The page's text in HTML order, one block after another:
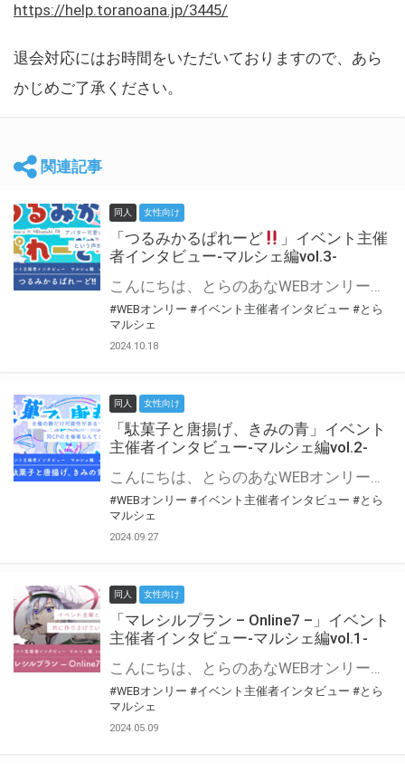
https://help.toranoana.jp/3445/
退会対応にはお時間をいただいておりますので、あら
かじめご了承ください。
関連記事
同人 女性向け
「つるみかるぱれーど
」イベント主催
者インタビュー-マルシェ編vol.3-
こんにちは、とらのあなWEBオンリー運営スタッフです。 新たにお届けする、イベント主催者インタビュー-マルシェ編-は、 とらのあなWEBオンリー「マルシェ」をご利用した主催様に 「マルシェ」を使って開催した感想や心がけをお聞きする企画です。 今回は、WEBオンリー初開催「つるみかるぱれーど
#WEBオンリー #イベント主催者インタビュー #とら
マルシェ
2024.10.18
同人 女性向け
「駄菓子と唐揚げ、きみの青」イベント
主催者インタビュー-マルシェ編vol.2-
こんにちは、とらのあなWEBオンリー運営スタッフです。 新たにお届けする、イベント主催者インタビュー-マルシェ編-は、 とらのあなWEBオンリー「マルシェ」をご利用の主催様に 「マルシェ」を使ってイベントを開催した感想や心がけをお聞きする企画です。 今回は、WEBオンリー初開催「駄菓子と唐揚げ、きみの青」より、 主催のぎこ六屋様にお話を伺いました。 協力：ぎこ六屋様／イベント公式Twitter（@krkgwks） とらのあなWEBオンリー「マルシェ」とは？ WEBオンリーでリアルタイムでコミュニケーションがとれるオンライン会場です。
#WEBオンリー #イベント主催者インタビュー #とら
マルシェ
2024.09.27
同人 女性向け
「マレシルプラン – Online7 –」イベント
主催者インタビュー-マルシェ編vol.1-
こんにちは、とらのあなWEBオンリー運営スタッフです。 新たにお届けする、イベント主催者インタビュー-マルシェ編-は、 とらのあなWEBオンリー「マルシェ」をご利用した主催様に 「マルシェ」を使って開催した感想や心がけをお聞きする企画です。 今回は、WEBオンリー開催7回目迎えた「マレシルプラン – Online7 –」より、 主催の玉川うた様にお話を伺いました。 ▼マレシルプランのインタビュー前回記事 「イベント主催者インタビュー vol.6」はこちら 協力：玉川うた様（マレシルプラン実行委員会 代表）／イベント公式Twitter（@mallesil_plan） とらのあなWEBオンリー「マルシェ」とは？ WEBオンリーでリアルタイムでコミュニケーションがとれるオンライン会場です。
#WEBオンリー #イベント主催者インタビュー #とら
マルシェ
2024.05.09